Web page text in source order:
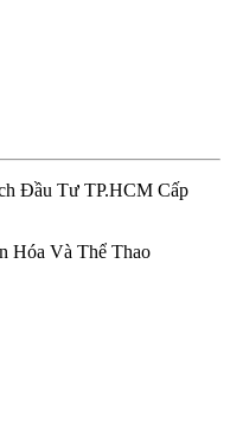
Đầu Tư TP.HCM Cấp
Hóa Và Thể Thao